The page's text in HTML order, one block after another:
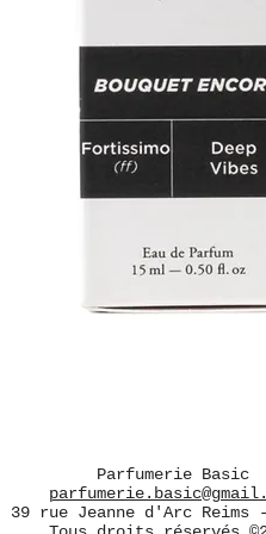
Parfumerie Basic
39 rue Jeanne d'Arc Reims